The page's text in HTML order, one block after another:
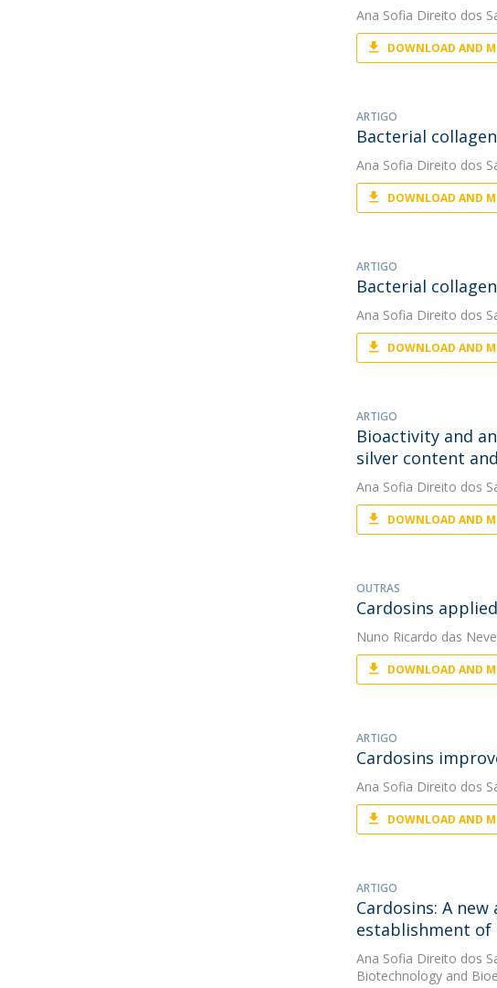
Ana Sofia Direito dos
DOWNLOAD AND
ARTIGO
Bacterial
Ana Sofia Direito dos
DOWNLOAD AND
ARTIGO
Bacterial
Ana Sofia Direito dos
DOWNLOAD AND
ARTIGO
Bioactivity and
silver content
Ana Sofia Direito dos
DOWNLOAD AND
OUTRAS
Cardosins
Nuno Ricardo das
DOWNLOAD AND
ARTIGO
Cardosins
Ana Sofia Direito dos
DOWNLOAD AND
ARTIGO
Cardosins: A
establishment of
Ana Sofia Direito dos
Biotechnology and